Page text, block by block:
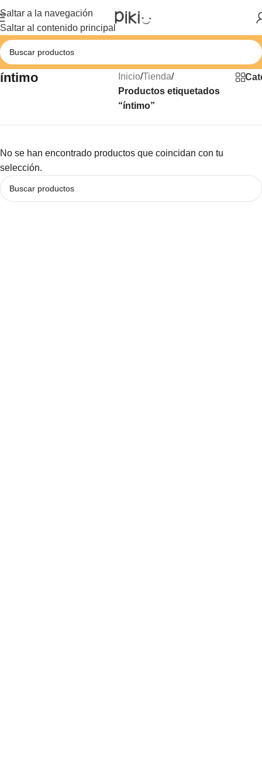
Saltar a la navegación
Saltar al contenido principal
íntimo Inicio/Tienda/
Productos etiquetados
“íntimo”
No se han encontrado productos que coincidan con tu
selección.